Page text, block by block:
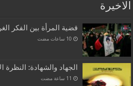
الاخيرة
قضية المرأة بين الفكر
الجهاد والشهادة: النظرة